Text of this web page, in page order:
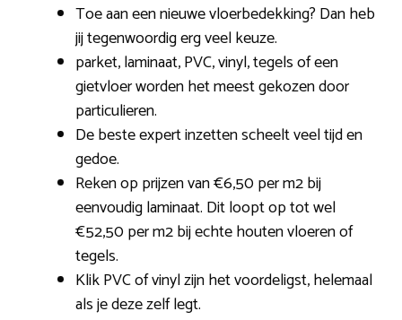
Toe aan een nieuwe vloerbedekking? Dan heb
jij tegenwoordig erg veel keuze.
parket, laminaat, PVC, vinyl, tegels of een
gietvloer worden het meest gekozen door
particulieren.
De beste expert inzetten scheelt veel tijd en
gedoe.
Reken op prijzen van €6,50 per m2 bij
eenvoudig laminaat. Dit loopt op tot wel
€52,50 per m2 bij echte houten vloeren of
tegels.
Klik PVC of vinyl zijn het voordeligst, helemaal
als je deze zelf legt.